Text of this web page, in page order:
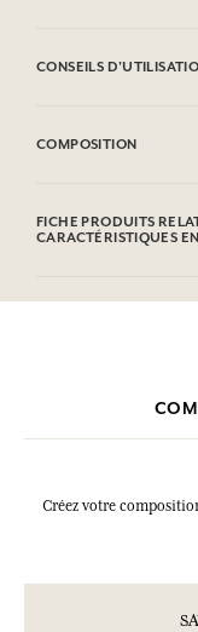
CONSEILS
COMPOSITION
(Fragrance), Glycerin,
Etidronic Acid,
FICHE PRODUITS
CARACTÉRISTIQUES
Créez votre